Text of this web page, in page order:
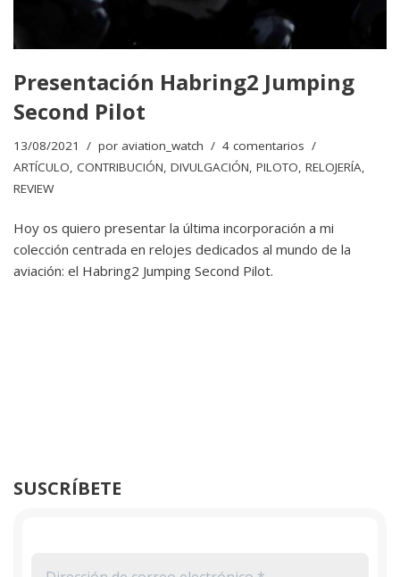
Presentación Habring2 Jumping
Second Pilot
13/08/2021 por aviation_watch
4 comentarios
ARTÍCULO, CONTRIBUCIÓN, DIVULGACIÓN, PILOTO, RELOJERÍA,
REVIEW
Hoy os quiero presentar la última incorporación a mi
colección centrada en relojes dedicados al mundo de la
aviación: el Habring2 Jumping Second Pilot.
SUSCRÍBETE